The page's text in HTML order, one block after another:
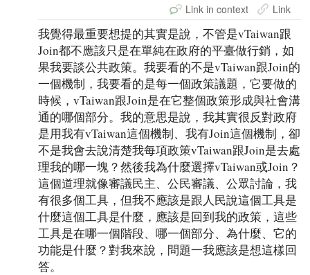
Link in context Link
我覺得最重要想提的其實是說，不管是vTaiwan跟
Join都不應該只是在單純在政府的平臺做行銷，如
果我要談公共政策。我要看的不是vTaiwan跟Join的
一個機制，我要看的是每一個政策議題，它要做的
時候，vTaiwan跟Join是在它整個政策形成與社會溝
通的哪個部分。我的意思是說，我其實很反對政府
是用我有vTaiwan這個機制、我有Join這個機制，卻
不是我會去說清楚我每項政策vTaiwan跟Join是去處
理我的哪一塊？然後我為什麼選擇vTaiwan或Join？
這個道理就像審議民主、公民審議、公眾討論，我
有很多個工具，但我不應該是跟人民說這個工具是
什麼這個工具是什麼，應該是回到我的政策，這些
工具是在哪一個階段、哪一個部分、為什麼、它的
功能是什麼？對我來說，問題一我應該是想這樣回
答。